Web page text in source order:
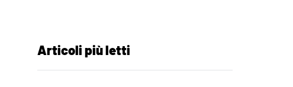
Articoli più letti